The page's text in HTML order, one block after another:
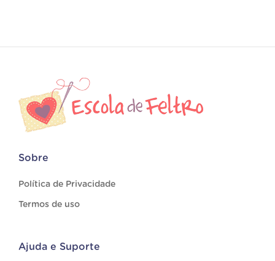
Sobre
Política de Privacidade
Termos de uso
Ajuda e Suporte